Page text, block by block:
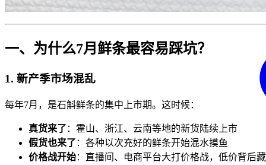
一、为什么7月鲜条最容易踩坑？
1. 新产季市场混乱
每年7月，是石斛鲜条的集中上市期。这时候：
真货来了 ：霍山、浙江、云南等地的新货陆续上市
假货也来了 ：各种以次充好的鲜条开始混水摸鱼
价格战开始：直播间、电商平台大打价格战，低价背后藏